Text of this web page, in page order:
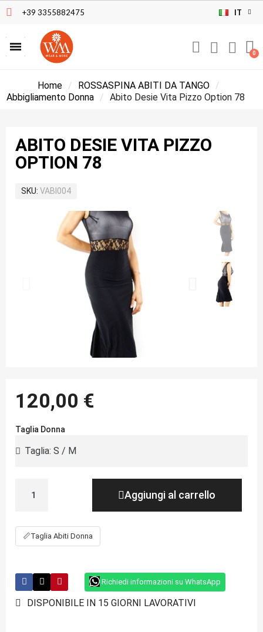
+39 3355882475 IT
Home
ROSSASPINA ABITI DA TANGO
Abbigliamento Donna
Abito Desie Vita Pizzo Option 78
ABITO DESIE VITA PIZZO
OPTION 78
SKU VABI004
120,00 €
Taglia Donna
Aggiungi al carrello
📏Taglia Abiti Donna
Richiedi informazioni su WhatsApp
DISPONIBILE IN 15 GIORNI LAVORATIVI